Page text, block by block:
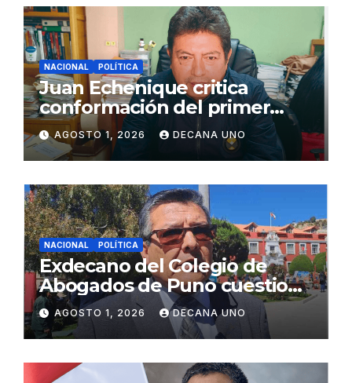
NACIONAL POLÍTICA
Juan Echenique critica
conformación del primer
gabinete ministerial de Keiko
Fujimori
AGOSTO 1, 2026 DECANA UNO
NACIONAL POLÍTICA
Exdecano del Colegio de
Abogados de Puno cuestiona
propuestas sobre seguridad
ciudadana
AGOSTO 1, 2026 DECANA UNO